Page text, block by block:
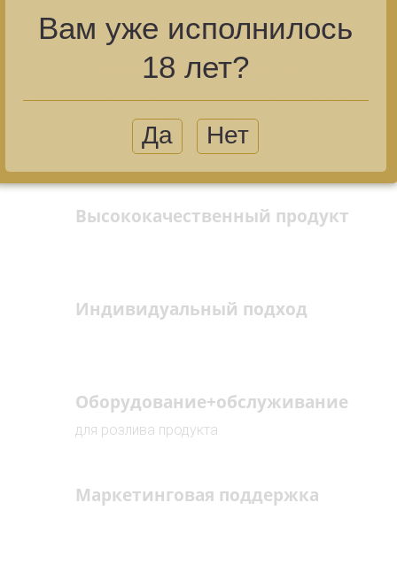
Купить темное пиво
Бавария оптом
Прямые оптовые поставки темного пива
Бавария
Высококачественный продукт
Индивидуальный подход
Оборудование+обслуживание
для розлива продукта
Маркетинговая поддержка
Вам уже исполнилось
18 лет?